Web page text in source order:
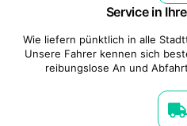
Service in
Wie liefern pünktlich in alle
Unsere Fahrer kennen sich
reibungslose An und